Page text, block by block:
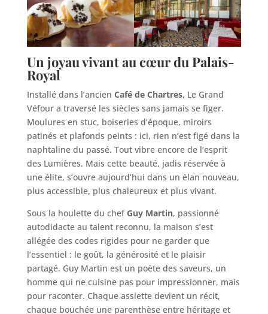
Un joyau vivant au cœur du Palais-
Royal
Installé dans l’ancien Café de Chartres, Le Grand
Véfour a traversé les siècles sans jamais se figer.
Moulures en stuc, boiseries d’époque, miroirs
patinés et plafonds peints : ici, rien n’est figé dans la
naphtaline du passé. Tout vibre encore de l’esprit
des Lumières. Mais cette beauté, jadis réservée à
une élite, s’ouvre aujourd’hui dans un élan nouveau,
plus accessible, plus chaleureux et plus vivant.
Sous la houlette du chef Guy Martin, passionné
autodidacte au talent reconnu, la maison s’est
allégée des codes rigides pour ne garder que
l’essentiel : le goût, la générosité et le plaisir
partagé. Guy Martin est un poète des saveurs, un
homme qui ne cuisine pas pour impressionner, mais
pour raconter. Chaque assiette devient un récit,
chaque bouchée une parenthèse entre héritage et